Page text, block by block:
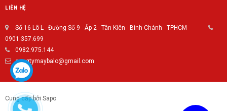
LIÊN HỆ
Số 16 Lô L - Đường Số 9 - Ấp 2 - Tân Kiên - Bình Chánh - TPHCM
0901.357.699
0982.975.144
congtymaybalo@gmail.com
Cung cấp bởi Sapo